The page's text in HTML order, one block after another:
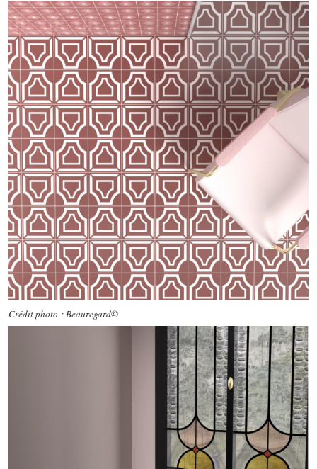
Crédit photo : Beauregard©